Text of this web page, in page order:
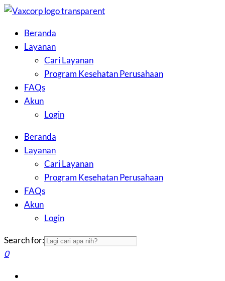
Skip
the
content
Beranda
Layanan
Cari Layanan
Program Kesehatan Perusahaan
FAQs
Akun
Login
Beranda
Layanan
Cari Layanan
Program Kesehatan Perusahaan
FAQs
Akun
Login
Search for:
0